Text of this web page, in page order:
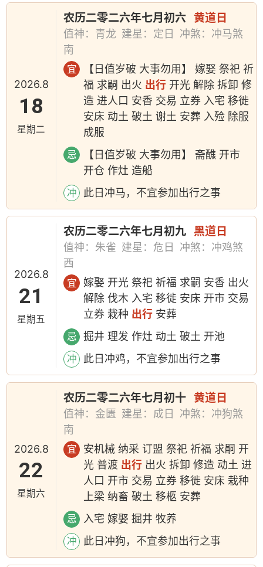
2026.8
18
星期二
农历二零二六年七月初六 黄道日
值神：青龙 建星：定日
冲煞：冲马煞
南
宜
【日值岁破 大事勿用】 嫁娶 祭祀 祈
福 求嗣 出火 出行 开光 解除 拆卸 修
造 进人口 安香 交易 立券 入宅 移徙
安床 动土 破土 谢土 安葬 入殓 除服
成服
忌
【日值岁破 大事勿用】 斋醮 开市
开仓 作灶 造船
冲 此日冲马，不宜参加出行之事
2026.8
21
星期五
农历二零二六年七月初九 黑道日
值神：朱雀 建星：危日
冲煞：冲鸡煞
西
宜
嫁娶 开光 祭祀 祈福 求嗣 安香 出火
解除 伐木 入宅 移徙 安床 开市 交易
立券 栽种 出行 安葬
忌 掘井 理发 作灶 动土 破土 开池
冲 此日冲鸡，不宜参加出行之事
2026.8
22
星期六
农历二零二六年七月初十 黄道日
值神：金匮 建星：成日
冲煞：冲狗煞
南
宜
安机械 纳采 订盟 祭祀 祈福 求嗣 开
光 普渡 出行 出火 拆卸 修造 动土 进
人口 开市 交易 立券 移徙 安床 栽种
上梁 纳畜 破土 移柩 安葬
忌 入宅 嫁娶 掘井 牧养
冲 此日冲狗，不宜参加出行之事